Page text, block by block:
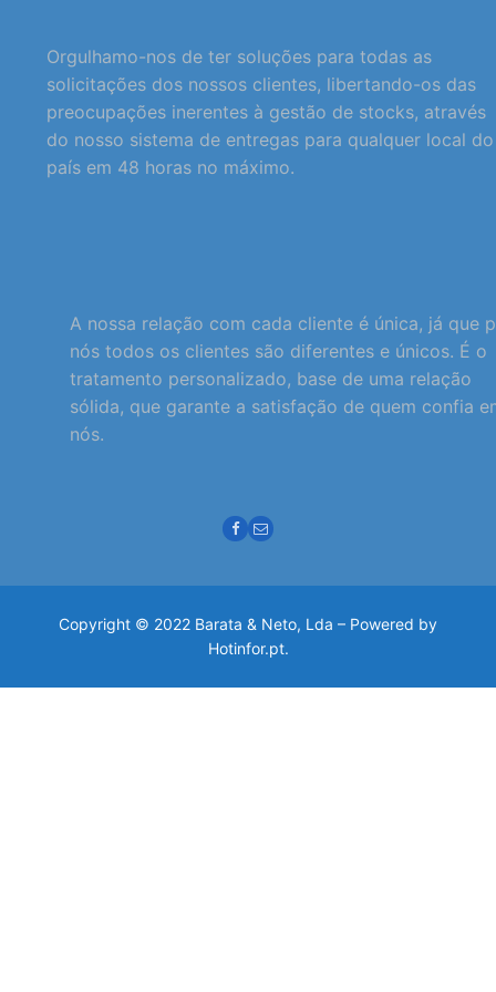
Orgulhamo-nos de ter soluções para todas as
solicitações dos nossos clientes, libertando-os das
preocupações inerentes à gestão de stocks, através
do nosso sistema de entregas para qualquer local do
país em 48 horas no máximo.
A nossa relação com cada cliente é única, já que
nós todos os clientes são diferentes e únicos. É o
tratamento personalizado, base de uma relação
sólida, que garante a satisfação de quem confia
nós.
Copyright © 2022 Barata & Neto, Lda – Powered by
Hotinfor.pt.